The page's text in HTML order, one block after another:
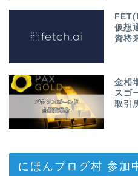
仮想
資将
金相
スゴ
取引
にほんブログ村 参加